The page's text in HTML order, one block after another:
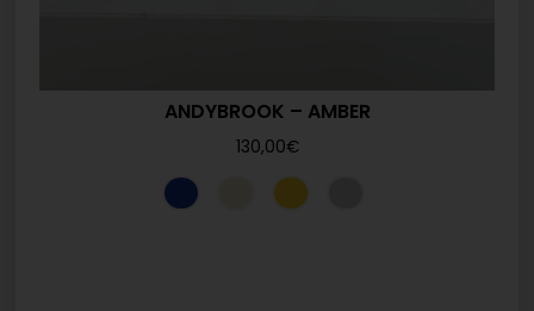
ANDYBROOK – AMBER
130,00€